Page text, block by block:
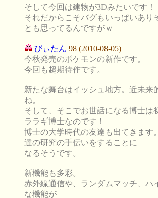
そして今回は建物が3Dみたいです！
それだからこそバグもいっぱいあり
とも思ってるんですがｗ
びぃたん 98 (2010-08-05)
今秋発売のポケモンの新作です。
今回も超期待作です。
新たな舞台はイッシュ地方。近未来
ね。
そして、そこでお世話になる博士
ララギ博士なのです！
博士の大学時代の友達も出てきます
達の研究の手伝いをすることに
なるそうです。
新機能も多彩。
赤外線通信や、ランダムマッチ、ハ
な機能が